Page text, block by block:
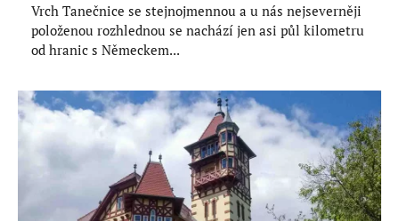
Vrch Tanečnice se stejnojmennou a u nás nejseverněji
položenou rozhlednou se nachází jen asi půl kilometru
od hranic s Německem...